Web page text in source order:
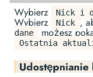
Wybierz Nick i
Wybierz Nick ,
dane
możesz
Ostatnia
Udostępnianie